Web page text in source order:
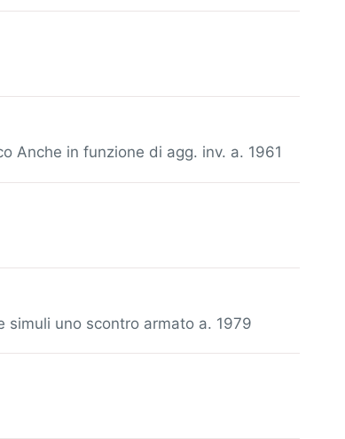
Anche in funzione di agg. inv. a. 1961
simuli uno scontro armato a. 1979